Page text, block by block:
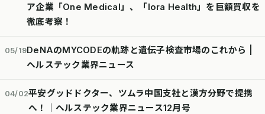
ア企業「One Medical」、「lora Health」を巨額買収を
徹底考察！
05/19DeNAのMYCODEの軌跡と遺伝子検査市場のこれから |
ヘルステック業界ニュース
04/02平安グッドドクター、ツムラ中国支社と漢方分野で提携
へ！｜ヘルステック業界ニュース12月号